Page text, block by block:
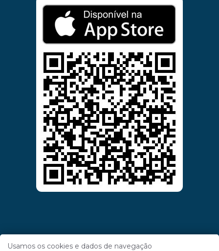
Usamos os cookies e dados de navegação